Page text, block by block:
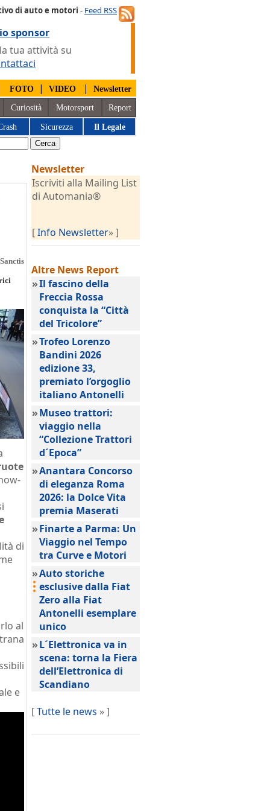
di auto e motori - Feed RSS
sponsor
tua attività su
FOTO | VIDEO | Newsletter
Curiosità Motorsport Report
Sicurezza Il Legale
di
al
e
Newsletter
Iscriviti alla Mailing List
di Automania®
[Info Newsletter» ]
Altre News Report
»Il fascino della
Freccia Rossa
conquista la “Città
del Tricolore”
»Trofeo Lorenzo
Bandini 2026
edizione 33,
premiato l’orgoglio
italiano Antonelli
»Museo trattori:
viaggio nella
“Collezione Trattori
d´Epoca”
»Anantara Concorso
di eleganza Roma
2026: la Dolce Vita
premia Maserati
»Finarte a Parma: Un
Viaggio nel Tempo
tra Curve e Motori
»Auto storiche
esclusive dalla Fiat
Zero alla Fiat
Antonelli esemplare
unico
»L´Elettronica va in
scena: torna la Fiera
dell’Elettronica di
Scandiano
[Tutte le news » ]